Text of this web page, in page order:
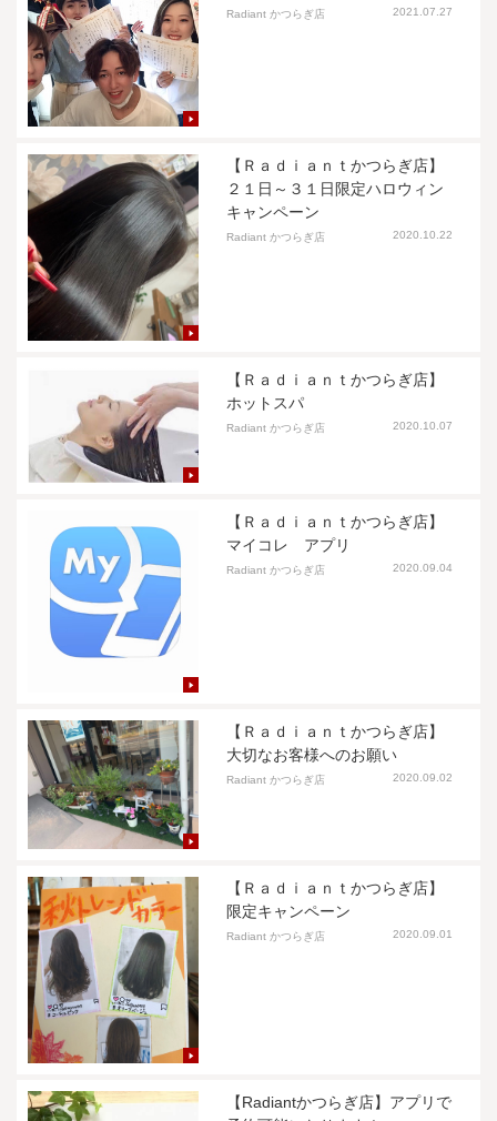
Radiant かつらぎ店 2021.07.27
【Ｒａｄｉａｎｔかつらぎ店】
２１日～３１日限定ハロウィン
キャンペーン
Radiant かつらぎ店 2020.10.22
【Ｒａｄｉａｎｔかつらぎ店】
ホットスパ
Radiant かつらぎ店 2020.10.07
【Ｒａｄｉａｎｔかつらぎ店】
マイコレ アプリ
Radiant かつらぎ店 2020.09.04
【Ｒａｄｉａｎｔかつらぎ店】
大切なお客様へのお願い
Radiant かつらぎ店 2020.09.02
【Ｒａｄｉａｎｔかつらぎ店】
限定キャンペーン
Radiant かつらぎ店 2020.09.01
【Radiantかつらぎ店】アプリで